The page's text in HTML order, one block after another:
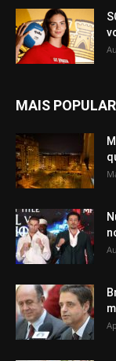
MAIS